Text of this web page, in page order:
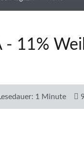
- 11%
1 Minute